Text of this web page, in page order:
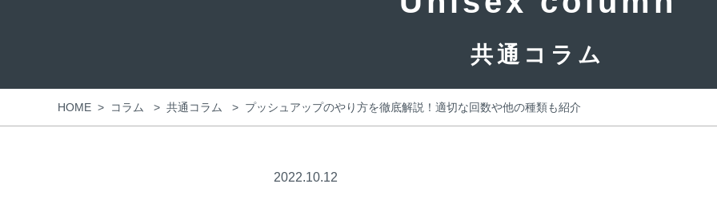
共通コラム
HOME > コラム > 共通コラム > プッシュアップのやり方を徹底解説！適切な回数や他の種類も紹介
2022.10.12